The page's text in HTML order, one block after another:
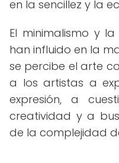
en la sencillez y la
El minimalismo y
han influido en la
se percibe el arte
a los artistas a
expresión, a
creatividad y a
de la complejidad